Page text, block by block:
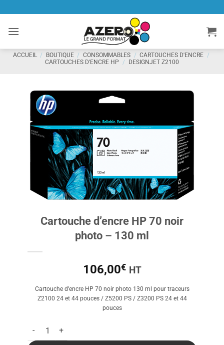
contenu
ACCUEIL / BOUTIQUE / CONSOMMABLES / CARTOUCHES D'ENCRE /
CARTOUCHES D'ENCRE HP / DESIGNJET Z2100
Cartouche d’encre HP 70 noir
photo – 130 ml
106,00€ HT
Cartouche d’encre HP 70 noir photo 130 ml pour traceurs
Z2100 24 et 44 pouces / Z5200 PS / Z3200 PS 24 et 44
pouces
quantité de Cartouche d'encre HP 70 noir photo - 130 ml